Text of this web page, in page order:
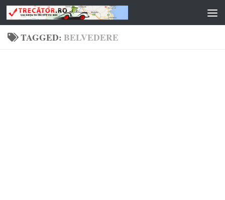
Skip to content
TAGGED:BELVEDERE